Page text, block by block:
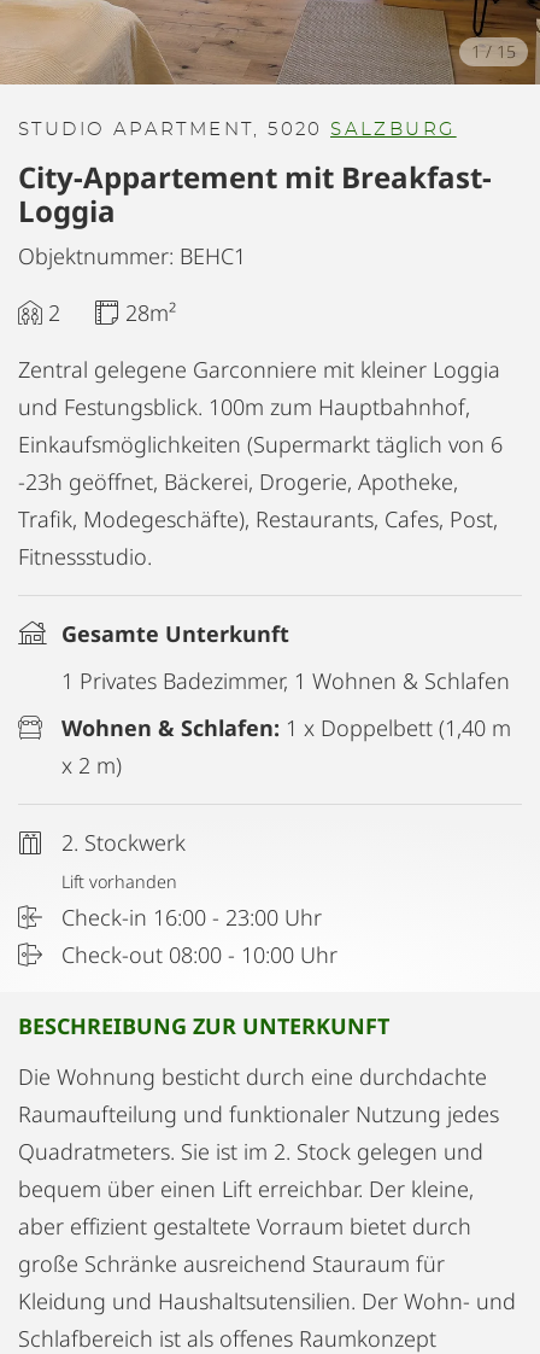
1/ 15
STUDIO APARTMENT, 5020 SALZBURG
City-Appartement mit Breakfast-
Loggia
Objektnummer: BEHC1
2
28m²
Zentral gelegene Garconniere mit kleiner Loggia
und Festungsblick. 100m zum Hauptbahnhof,
Einkaufsmöglichkeiten (Supermarkt täglich von 6
-23h geöffnet, Bäckerei, Drogerie, Apotheke,
Trafik, Modegeschäfte), Restaurants, Cafes, Post,
Fitnessstudio.
Gesamte Unterkunft
1 Privates Badezimmer, 1 Wohnen & Schlafen
Wohnen & Schlafen: 1 x Doppelbett (1,40 m
x 2 m)
2. Stockwerk
Lift vorhanden
Check-in 16:00 - 23:00 Uhr
Check-out 08:00 - 10:00 Uhr
BESCHREIBUNG ZUR UNTERKUNFT
Die Wohnung besticht durch eine durchdachte
Raumaufteilung und funktionaler Nutzung jedes
Quadratmeters. Sie ist im 2. Stock gelegen und
bequem über einen Lift erreichbar. Der kleine,
aber effizient gestaltete Vorraum bietet durch
große Schränke ausreichend Stauraum für
Kleidung und Haushaltsutensilien. Der Wohn- und
Schlafbereich ist als offenes Raumkonzept